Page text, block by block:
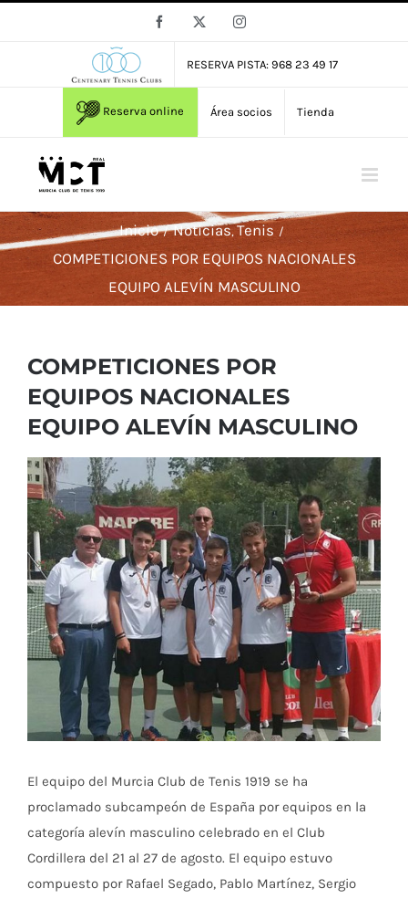
Facebook Instagram
RESERVA PISTA: 968 23 49 17
Reserva online Área socios Tienda
Inicio Noticias Tenis
COMPETICIONES POR EQUIPOS NACIONALES
EQUIPO ALEVÍN MASCULINO
COMPETICIONES POR
EQUIPOS NACIONALES
EQUIPO ALEVÍN MASCULINO
Ver
imagen
más
grande
El equipo del Murcia Club de Tenis 1919 se ha
proclamado subcampeón de España por equipos en la
categoría alevín masculino celebrado en el Club
Cordillera del 21 al 27 de agosto. El equipo estuvo
compuesto por Rafael Segado, Pablo Martínez, Sergio